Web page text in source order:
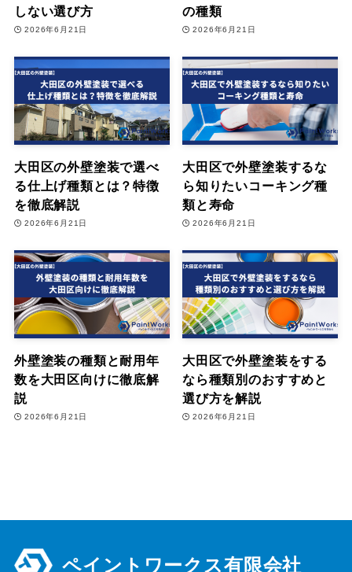
しない選び方
2026年6月21日
の種類
2026年6月21日
大田区の外壁塗装で選べ
る仕上げ種類とは？特徴
を徹底解説
2026年6月21日
大田区で外壁塗装するな
ら知りたいコーキング種
類と寿命
2026年6月21日
外壁塗装の種類と耐用年
数を大田区向けに徹底解
説
2026年6月21日
大田区で外壁塗装をする
なら種類別のおすすめと
選び方を解説
2026年6月21日
ペイントワークス有限会社